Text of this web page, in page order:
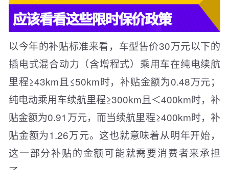
以今年的补贴标准来看，车型售价30万元以下的
插电式混合动力（含增程式）乘用车在纯电续航
里程≥43km且≤50km时，补贴金额为0.48万元；
纯电动乘用车续航里程≥300km且＜400km时，补
贴金额为0.91万元，而当续航里程≥400km时，补
贴金额为1.26万元。这也就意味着从明年开始，
这一部分补贴的金额可能就需要消费者来承担